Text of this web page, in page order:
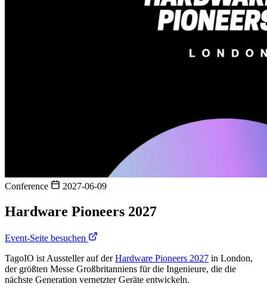
Conference 2027-06-09
Hardware Pioneers 2027
Event-Seite besuchen
TagoIO ist Aussteller auf derHardware Pioneers 2027 in London,
der größten Messe Großbritanniens für die Ingenieure, die die
nächste Generation vernetzter Geräte entwickeln.